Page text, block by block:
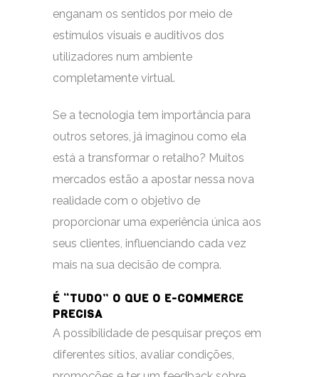
enganam os sentidos por meio de
estímulos visuais e auditivos dos
utilizadores num ambiente
completamente virtual.
Se a tecnologia tem importância para
outros setores, já imaginou como ela
está a transformar o retalho? Muitos
mercados estão a apostar nessa nova
realidade com o objetivo de
proporcionar uma experiência única aos
seus clientes, influenciando cada vez
mais na sua decisão de compra.
É “TUDO” O QUE O E-COMMERCE
PRECISA
A possibilidade de pesquisar preços em
diferentes sítios, avaliar condições,